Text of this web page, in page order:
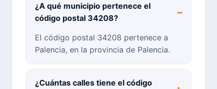
¿A qué municipio pertenece el
código postal 34208?
El código postal 34208 pertenece a
Palencia, en la provincia de Palencia.
¿Cuántas calles tiene el código